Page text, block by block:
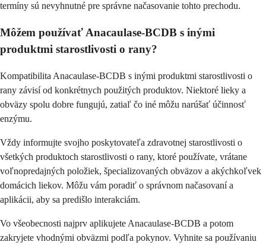
termíny sú nevyhnutné pre správne načasovanie tohto prechodu.
Môžem používať Anacaulase-BCDB s inými
produktmi starostlivosti o rany?
Kompatibilita Anacaulase-BCDB s inými produktmi starostlivosti o
rany závisí od konkrétnych použitých produktov. Niektoré lieky a
obväzy spolu dobre fungujú, zatiaľ čo iné môžu narúšať účinnosť
enzýmu.
Vždy informujte svojho poskytovateľa zdravotnej starostlivosti o
všetkých produktoch starostlivosti o rany, ktoré používate, vrátane
voľnopredajných položiek, špecializovaných obväzov a akýchkoľvek
domácich liekov. Môžu vám poradiť o správnom načasovaní a
aplikácii, aby sa predišlo interakciám.
Vo všeobecnosti najprv aplikujete Anacaulase-BCDB a potom
zakryjete vhodnými obväzmi podľa pokynov. Vyhnite sa používaniu